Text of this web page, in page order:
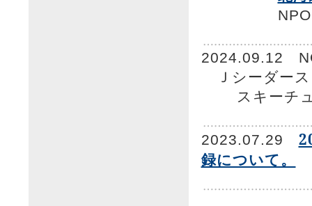
2024.09.12
Ｊシーダース
スキーチュ
2023.07.29
録について。